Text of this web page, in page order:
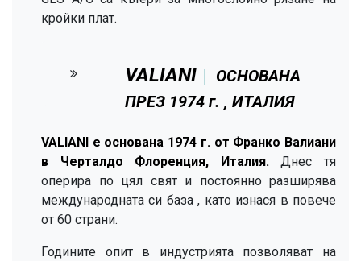
кройки плат.
VALIANI
ОСНОВАНА
ПРЕЗ 1974 г. , ИТАЛИЯ
VALIANI е основана 1974 г. от Франко Валиани
в Черталдо Флоренция, Италия.Днес тя
оперира по цял свят и постоянно разширява
международната си база , като изнася в повече
от 60 страни.
Годините опит в индустрията позволяват на